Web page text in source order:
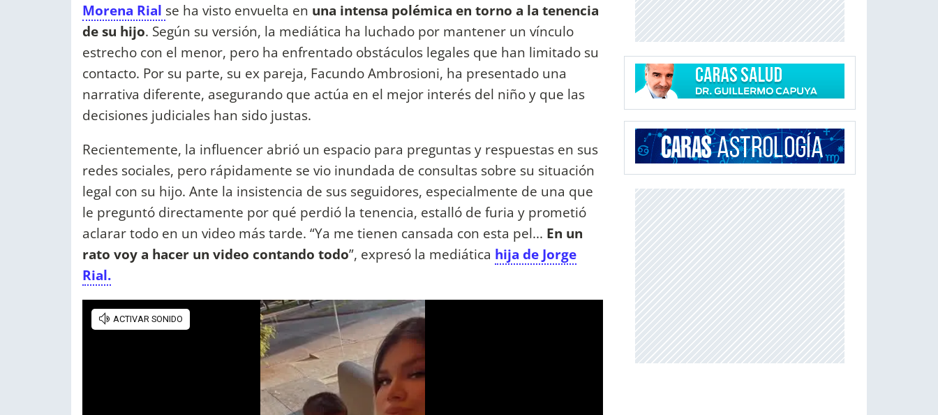
Morena Rial se ha visto envuelta en una intensa polémica en torno a la tenencia
de su hijo. Según su versión, la mediática ha luchado por mantener un vínculo
estrecho con el menor, pero ha enfrentado obstáculos legales que han limitado su
contacto. Por su parte, su ex pareja, Facundo Ambrosioni, ha presentado una
narrativa diferente, asegurando que actúa en el mejor interés del niño y que las
decisiones judiciales han sido justas.
Recientemente, la influencer abrió un espacio para preguntas y respuestas en sus
redes sociales, pero rápidamente se vio inundada de consultas sobre su situación
legal con su hijo. Ante la insistencia de sus seguidores, especialmente de una que
le preguntó directamente por qué perdió la tenencia, estalló de furia y prometió
aclarar todo en un video más tarde. “Ya me tienen cansada con esta pel... En un
rato voy a hacer un video contando todo”, expresó la mediática hija de Jorge
Rial.